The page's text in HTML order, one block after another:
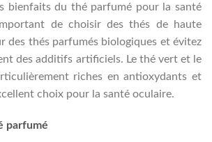
bienfaits du thé parfumé pour la santé
de choisir des thés de haute
des thés parfumés biologiques et évitez
des additifs artificiels. Le thé vert et le
riches en antioxydants et
choix pour la santé oculaire.
parfumé